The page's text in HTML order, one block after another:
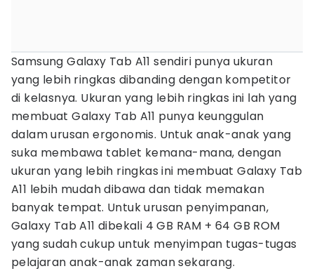
Samsung Galaxy Tab A11 sendiri punya ukuran
yang lebih ringkas dibanding dengan kompetitor
di kelasnya. Ukuran yang lebih ringkas ini lah yang
membuat Galaxy Tab A11 punya keunggulan
dalam urusan ergonomis. Untuk anak-anak yang
suka membawa tablet kemana-mana, dengan
ukuran yang lebih ringkas ini membuat Galaxy Tab
A11 lebih mudah dibawa dan tidak memakan
banyak tempat. Untuk urusan penyimpanan,
Galaxy Tab A11 dibekali 4 GB RAM + 64 GB ROM
yang sudah cukup untuk menyimpan tugas-tugas
pelajaran anak-anak zaman sekarang.